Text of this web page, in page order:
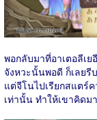
พอกลับมาที่อาเตอลีเ
จังหวะนั้นพอดี ก็เลยรี
แต่จีโนไปเรียกสแตร์
เท่านั้น ทำให้เขาคิดม